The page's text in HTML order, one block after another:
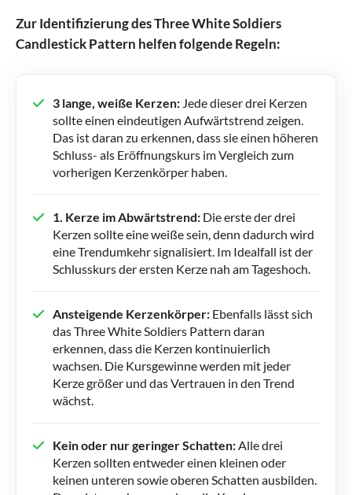
Zur Identifizierung des Three White Soldiers
Candlestick Pattern helfen folgende Regeln:
3 lange, weiße Kerzen: Jede dieser drei Kerzen
sollte einen eindeutigen Aufwärtstrend zeigen.
Das ist daran zu erkennen, dass sie einen höheren
Schluss- als Eröffnungskurs im Vergleich zum
vorherigen Kerzenkörper haben.
1. Kerze im Abwärtstrend: Die erste der drei
Kerzen sollte eine weiße sein, denn dadurch wird
eine Trendumkehr signalisiert. Im Idealfall ist der
Schlusskurs der ersten Kerze nah am Tageshoch.
Ansteigende Kerzenkörper: Ebenfalls lässt sich
das Three White Soldiers Pattern daran
erkennen, dass die Kerzen kontinuierlich
wachsen. Die Kursgewinne werden mit jeder
Kerze größer und das Vertrauen in den Trend
wächst.
Kein oder nur geringer Schatten:Alle drei
Kerzen sollten entweder einen kleinen oder
keinen unteren sowie oberen Schatten ausbilden.